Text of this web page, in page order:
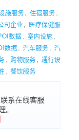
施服务 , 住宿服务 ,
司企业 , 医疗保健服
数据 , 室内设施 ,
数据 , 汽车服务 , 汽
, 购物服务 , 通行设
, 餐饮服务
系在线客服
。